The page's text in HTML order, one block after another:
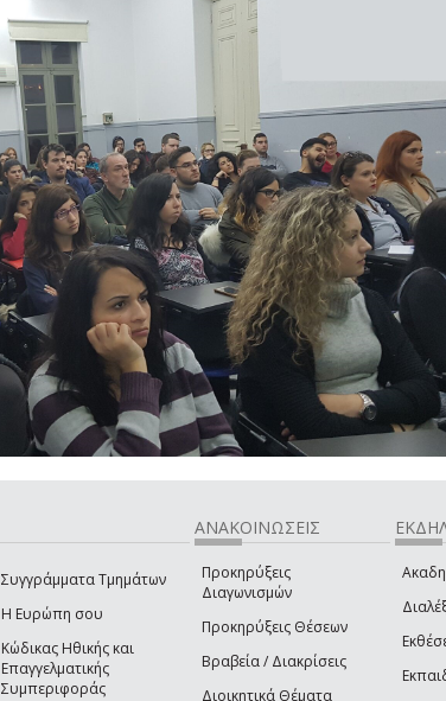
Συγγράμματα Τμημάτων
Η Ευρώπη σου
Κώδικας Ηθικής και
Επαγγελματικής
Συμπεριφοράς
ΑΝΑΚΟΙΝΩΣΕΙΣ
Προκηρύξεις
Διαγωνισμών
Προκηρύξεις Θέσεων
Βραβεία / Διακρίσεις
Διοικητικά Θέματα